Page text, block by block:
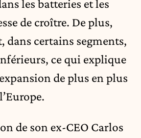
les batteries et les
de croître. De plus,
dans certains segments,
ce qui explique
de plus en plus
de son ex-CEO Carlos